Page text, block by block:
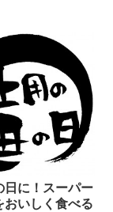
菜を紹介します。
日に！スーパー
おいしく食べる